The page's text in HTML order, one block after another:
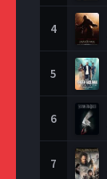
4
5
6
7